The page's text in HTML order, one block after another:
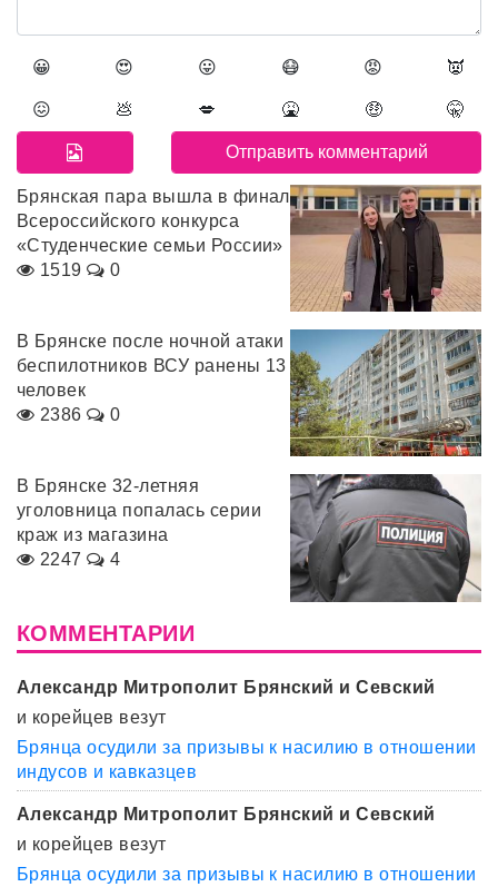
😀 😍 😛 😷 😡 👿
😖 💩 💋 🤮 🤑 🤫
Брянская пара вышла в финал
Всероссийского конкурса
«Студенческие семьи России»
1519
0
В Брянске после ночной атаки
беспилотников ВСУ ранены 13
человек
2386
0
В Брянске 32-летняя
уголовница попалась серии
краж из магазина
2247
4
КОММЕНТАРИИ
Александр Митрополит Брянский и Севский
и корейцев везут
Брянца осудили за призывы к насилию в отношении
индусов и кавказцев
Александр Митрополит Брянский и Севский
и корейцев везут
Брянца осудили за призывы к насилию в отношении